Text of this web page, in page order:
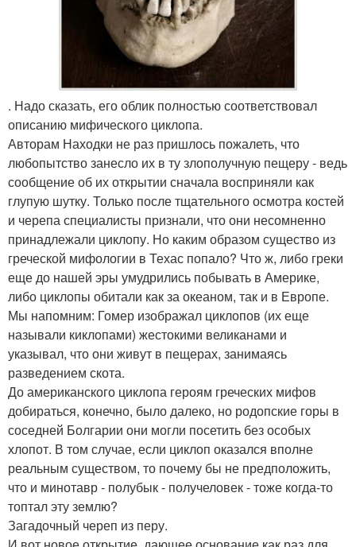
. Надо сказать, его облик полностью соответствовал
описанию мифического циклопа.
Авторам Находки не раз пришлось пожалеть, что
любопытство занесло их в ту злополучную пещеру - ведь
сообщение об их открытии сначала восприняли как
глупую шутку. Только после тщательного осмотра костей
и черепа специалисты признали, что они несомненно
принадлежали циклопу. Но каким образом существо из
греческой мифологии в Техас попало? Что ж, либо греки
еще до нашей эры умудрились побывать в Америке,
либо циклопы обитали как за океаном, так и в Европе.
Мы напомним: Гомер изображал циклопов (их еще
называли киклопами) жестокими великанами и
указывал, что они живут в пещерах, занимаясь
разведением скота.
До американского циклопа героям греческих мифов
добираться, конечно, было далеко, но родопские горы в
соседней Болгарии они могли посетить без особых
хлопот. В том случае, если циклоп оказался вполне
реальным существом, то почему бы не предположить,
что и минотавр - полубык - получеловек - тоже когда-то
топтал эту землю?
Загадочный череп из перу.